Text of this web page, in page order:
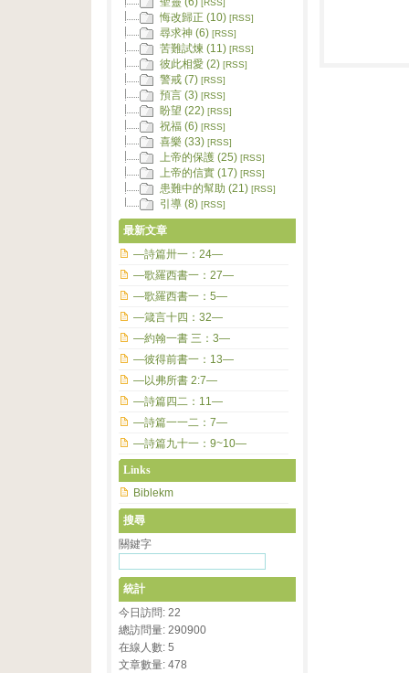
[RSS]
悔改歸正 (10) [RSS]
尋求神 (6) [RSS]
苦難試煉 (11) [RSS]
彼此相愛 (2) [RSS]
警戒 (7) [RSS]
預言 (3) [RSS]
盼望 (22) [RSS]
祝福 (6) [RSS]
喜樂 (33) [RSS]
上帝的保護 (25) [RSS]
上帝的信實 (17) [RSS]
患難中的幫助 (21) [RSS]
引導 (8) [RSS]
最新文章
—詩篇卅一：24—
—歌羅西書一：27—
—歌羅西書一：5—
—箴言十四：32—
—約翰一書 三：3—
—彼得前書一：13—
—以弗所書 2:7—
—詩篇四二：11—
—詩篇一一二：7—
—詩篇九十一：9~10—
Links
Biblekm
搜尋
關鍵字
統計
今日訪問: 22
總訪問量: 290900
在線人數: 5
文章數量: 478